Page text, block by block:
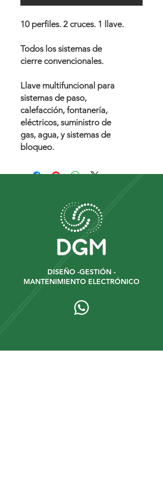
10 perfiles. 2 cruces. 1 llave.
Todos los sistemas de
cierre convencionales.
Llave multifuncional para
sistemas de paso,
calefacción, fontanería,
eléctricos, suministro de
gas, agua, y sistemas de
bloqueo.
DISEÑO -GESTIÓN -
MANTENIMIENTO ELECTRÓNICO